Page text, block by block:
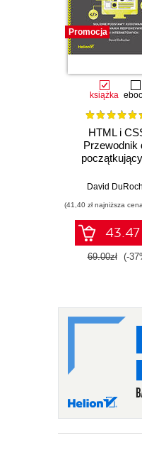
Promocja
książka
HTML i
Przewodnik
David
(41,40 zł najniższa
43.47
69.00zł (-